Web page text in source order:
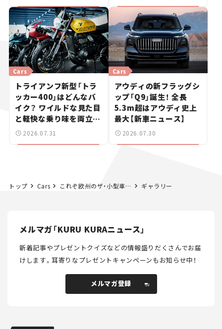
トライアンフ新型「トラ
ッカー400」はどんなバ
イク？ ワイルドな見た目
と軽快な乗り味を両立し
た400ccフラットトラッ
Cars
2026.07.31
アウディの新フラッグシ
ップ「Q9」誕生！ 全長
5.3m超はアウディ史上
最大【新車ニュース】
Cars
2026.07.30
トップ Cars これぞ欧州のザ・小型車！ フォルクスワーゲンの新型SUV「T-Cross（ティークロス）」 は、売れる理由も納得の出来栄え。【試乗レビュー】 ギャラリー
メルマガ「KURU KURAニュース」
新着記事やプレゼントクイズなどの情報盛りだくさんでお届
けします。耳寄りなプレゼントキャンペーンもお知らせ中！
メルマガ登録